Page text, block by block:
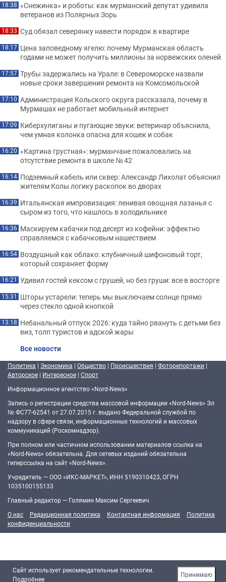
18:38 «Снежинка» и роботы: как мурманский депутат удивила
ветеранов из Полярных Зорь
18:33 Суд обязал северянку навести порядок в квартире
18:17 Цена заповедному ягелю: почему Мурманская область
годами не может получить миллионы за норвежских оленей
17:57 Трубы задержались на Урале: в Североморске назвали
новые сроки завершения ремонта на Комсомольской
17:10 Администрация Кольского округа рассказала, почему в
Мурмашах не работает мобильный интернет
17:09 Киберхулиганы и пугающие звуки: ветеринар объяснила,
чем умная колонка опасна для кошек и собак
16:20 «Картина грустная»: мурманчане пожаловались на
отсутствие ремонта в школе № 42
16:14 Подземный кабель или сквер: Александр Лихолат объяснил
жителям Колы логику раскопок во дворах
16:39 Итальянская импровизация: ленивая овощная лазанья с
сыром из того, что нашлось в холодильнике
16:36 Маскируем кабачки под десерт из кофейни: эффектно
справляемся с кабачковым нашествием
16:54 Воздушный как облако: клубничный шифоновый торт,
который сохраняет форму
16:21 Удивил гостей кексом с грушей, но без груши: все в восторге
15:31 Шторы устарели: теперь мы выключаем солнце прямо
через стекло одной кнопкой
13:18 Небанальный отпуск 2026: куда тайно рвануть с детьми без
виз, толп туристов и адской жары
Все новости
Политика | Экономика | Общество | Происшествия | Фоторепортажи |
Авторское | Интересное | Спорт
Информационное агентство «Nord-News»
Запись о регистрации средства массовой информации «Nord-News» Эл
№ ФС77-62541 от 27.07.2015 г. выдано Федеральной службой по
надзору в сфере связи, информационных технологий и массовых
коммуникаций (Роскомнадзор).
При полном или частичном использовании материалов ссылка на
«Nord-News» обязательна. Для сетевых изданий обязательна
гиперссылка на сайт «Nord-News».
Учредитель — ООО «ИКС-МАРКЕТ», ИНН 5190310423, ОГРН
1035100155133
Главный редактор — Голямин Максим Сергеевич
О нас
Редакционная политика Контактная информация
Политика
конфиденциальности
Cайт использует рекомендательные технологии.
Подробнее
Принимаю